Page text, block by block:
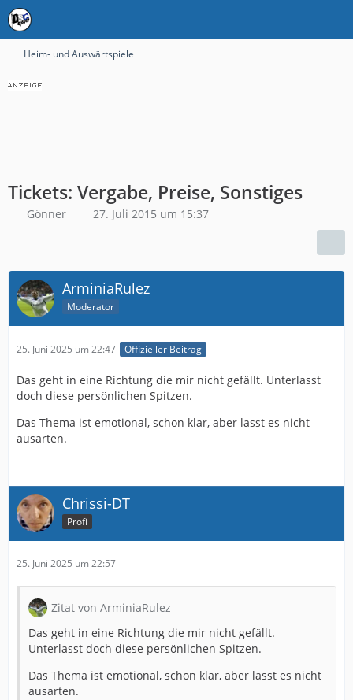
Heim- und Auswärtspiele
Tickets: Vergabe, Preise, Sonstiges
Gönner 27. Juli 2015 um 15:37
ArminiaRulez
Moderator
25. Juni 2025 um 22:47 Offizieller Beitrag
Das geht in eine Richtung die mir nicht gefällt. Unterlasst
doch diese persönlichen Spitzen.
Das Thema ist emotional, schon klar, aber lasst es nicht
ausarten.
Chrissi-DT
Profi
25. Juni 2025 um 22:57
Zitat von ArminiaRulez
Das geht in eine Richtung die mir nicht gefällt.
Unterlasst doch diese persönlichen Spitzen.
Das Thema ist emotional, schon klar, aber lasst es nicht
ausarten.